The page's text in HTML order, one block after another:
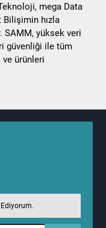
mega Data
Bilişimin hızla
SAMM, yüksek veri
güvenliği ile tüm
ve ürünleri